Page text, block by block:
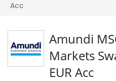
Amundi
Markets
EUR Acc